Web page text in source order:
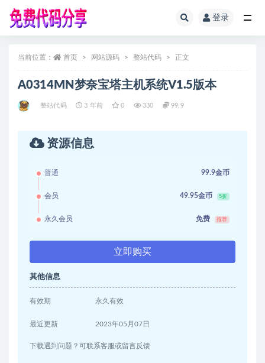
登录
当前位置： 首页 网站源码 整站代码 正文
A0314MN梦奈宝塔主机系统V1.5版本
整站代码 3 年前 0 330 99.9
资源信息
普通 99.9金币
会员 49.95金币 5折
永久会员 免费 推荐
立即购买
其他信息
有效期 永久有效
最近更新 2023年05月07日
下载遇到问题？可联系客服或留言反馈